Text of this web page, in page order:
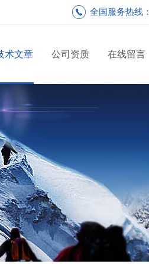
全国服务热线：
术文章 公司资质 在线留言